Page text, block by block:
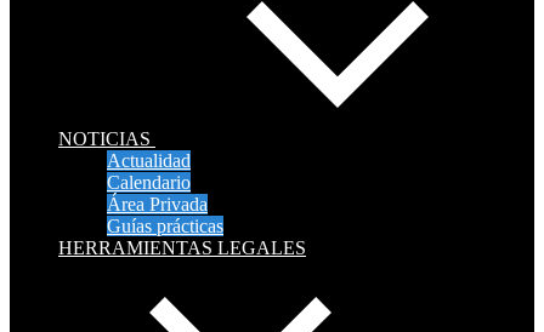
NOTICIAS
Actualidad
Calendario
Área Privada
Guías prácticas
HERRAMIENTAS LEGALES